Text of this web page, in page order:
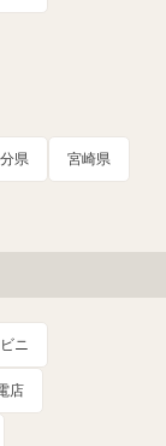
県 宮崎県
ニ
店